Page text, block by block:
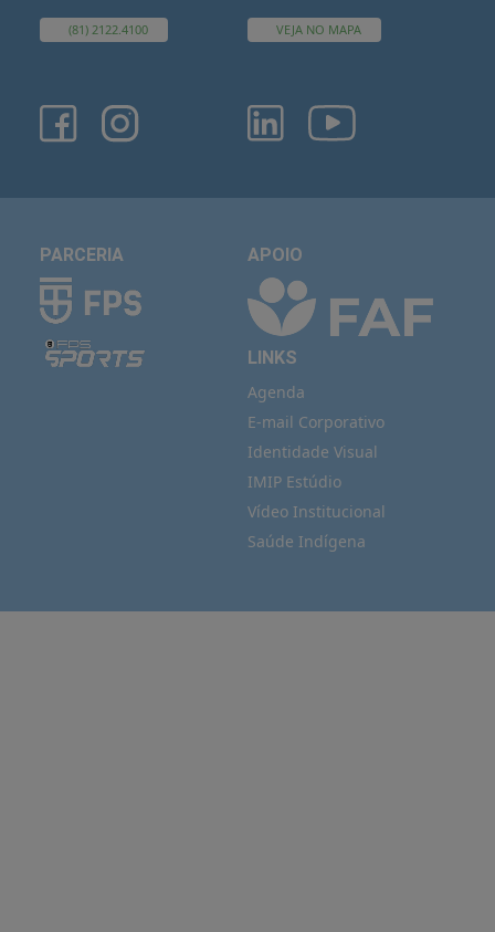
(81) 2122.4100 VEJA NO MAPA
PARCERIA APOIO
LINKS
Agenda
E-mail Corporativo
Identidade Visual
IMIP Estúdio
Vídeo Institucional
Saúde Indígena